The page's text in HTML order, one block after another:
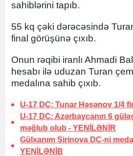
sahiblərini tapıb.
55 kq çəki dərəcəsində
final görüşünə çıxıb.
Onun rəqibi iranlı Ahmadi
hesabı ilə uduzan Turan
medalına sahib çıxıb.
U-17 DÇ: Tunar Həsənov 1/4
U-17 DÇ: Azərbaycanın 6
məğlub olub - YENİLƏNİR
Gülxanım Şirinova DÇ-ni
YENİLƏNİB